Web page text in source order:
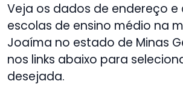
Veja os dados de endereço e
escolas de ensino médio na
Joaíma no estado de Minas
nos links abaixo para
desejada.